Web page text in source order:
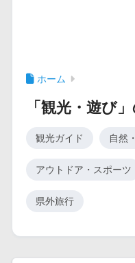
ホーム
「観光・遊び
観光ガイド 自然
アウトドア・スポーツ
県外旅行